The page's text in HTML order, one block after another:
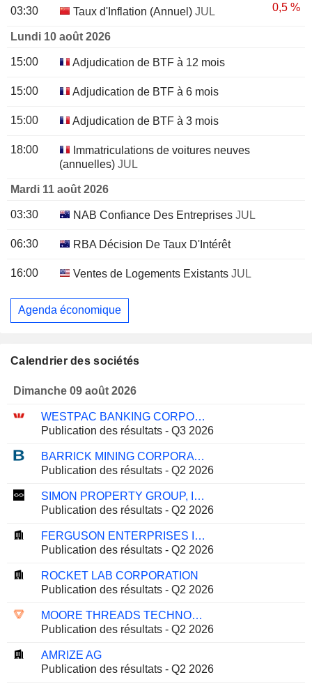
03:30 Taux d'Inflation (Annuel) JUL 0,5 %
Lundi 10 août 2026
15:00 Adjudication de BTF à 12 mois
15:00 Adjudication de BTF à 6 mois
15:00 Adjudication de BTF à 3 mois
18:00
Immatriculations de voitures neuves
(annuelles) JUL
Mardi 11 août 2026
03:30 NAB Confiance Des Entreprises JUL
06:30 RBA Décision De Taux D'Intérêt
16:00 Ventes de Logements Existants JUL
Agenda économique
Calendrier des sociétés
Dimanche 09 août 2026
WESTPAC BANKING CORPORATION
Publication des résultats - Q3 2026
BARRICK MINING CORPORATION
Publication des résultats - Q2 2026
SIMON PROPERTY GROUP, INC.
Publication des résultats - Q2 2026
FERGUSON ENTERPRISES INC.
Publication des résultats - Q2 2026
ROCKET LAB CORPORATION
Publication des résultats - Q2 2026
MOORE THREADS TECHNOLOGY CO., LTD.
Publication des résultats - Q2 2026
AMRIZE AG
Publication des résultats - Q2 2026